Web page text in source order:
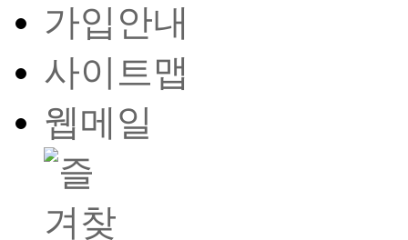
가입안내
사이트맵
웹메일